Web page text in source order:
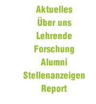
Aktuelles
Über uns
Lehrende
Forschung
Alumni
Stellenanzeigen
Report